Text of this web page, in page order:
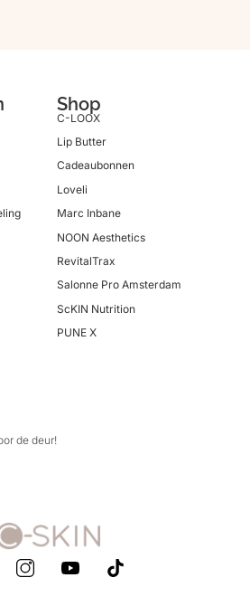
Shop
C-LOOX
Lip Butter
Cadeaubonnen
Loveli
Marc Inbane
NOON Aesthetics
RevitalTrax
Salonne Pro Amsterdam
ScKIN Nutrition
PUNE X
de deur!